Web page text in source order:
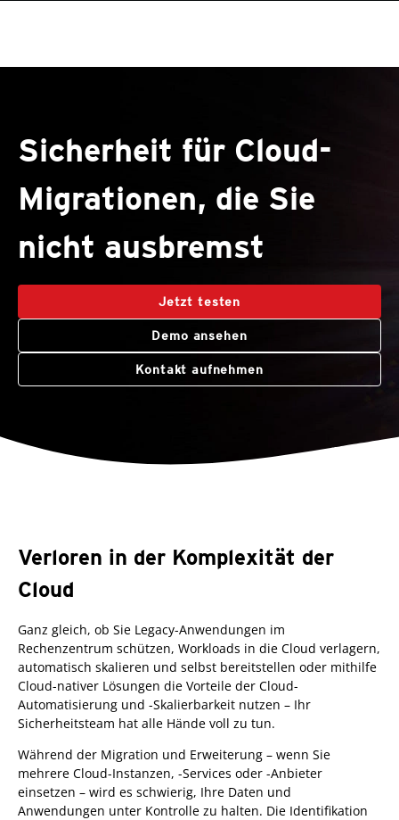
Sicherheit für Cloud-
Migrationen, die Sie
nicht ausbremst
Jetzt testen
Demo ansehen
Kontakt aufnehmen
Sicherheit für Cloud-
Migrationen, die Sie
nicht ausbremst
Verloren in der Komplexität der
Cloud
Ganz gleich, ob Sie Legacy-Anwendungen im
Rechenzentrum schützen, Workloads in die Cloud verlagern,
automatisch skalieren und selbst bereitstellen oder mithilfe
Cloud-nativer Lösungen die Vorteile der Cloud-
Automatisierung und -Skalierbarkeit nutzen – Ihr
Sicherheitsteam hat alle Hände voll zu tun.
Während der Migration und Erweiterung – wenn Sie
mehrere Cloud-Instanzen, -Services oder -Anbieter
einsetzen – wird es schwierig, Ihre Daten und
Anwendungen unter Kontrolle zu halten. Die Identifikation
Products
Products